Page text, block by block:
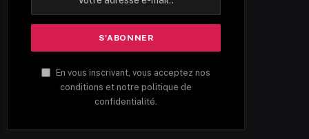
En vous inscrivant, vous acceptez nos
conditions et notre politique de
confidentialité.